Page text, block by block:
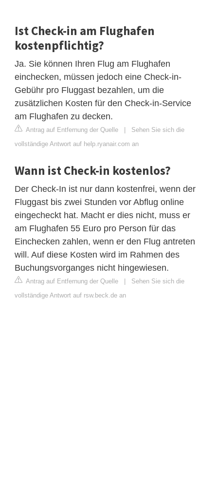
Ist Check-in am Flughafen
kostenpflichtig?
Ja. Sie können Ihren Flug am Flughafen
einchecken, müssen jedoch eine Check-in-
Gebühr pro Fluggast bezahlen, um die
zusätzlichen Kosten für den Check-in-Service
am Flughafen zu decken.
Antrag auf Entfernung der Quelle
Sehen Sie sich die
vollständige Antwort auf help.ryanair.com an
Wann ist Check-in kostenlos?
Der Check-In ist nur dann kostenfrei, wenn der
Fluggast bis zwei Stunden vor Abflug online
eingecheckt hat. Macht er dies nicht, muss er
am Flughafen 55 Euro pro Person für das
Einchecken zahlen, wenn er den Flug antreten
will. Auf diese Kosten wird im Rahmen des
Buchungsvorganges nicht hingewiesen.
Antrag auf Entfernung der Quelle
Sehen Sie sich die
vollständige Antwort auf rsw.beck.de an